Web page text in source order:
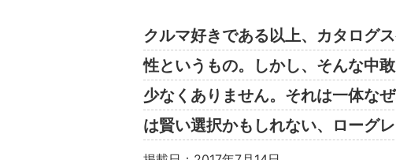
クルマ好きである以上、カタログ
性というもの。しかし、そんな中
少なくありません。それは一体な
は賢い選択かもしれない、ローグ